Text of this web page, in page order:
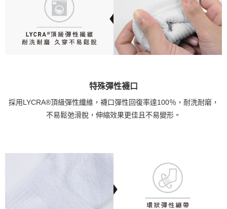
特殊彈性襪口
採用LYCRA®頂級彈性纖維，襪口彈性回復率達100％，耐洗耐磨，
不易鬆弛滑脫，伸縮效果更佳且不易變形。